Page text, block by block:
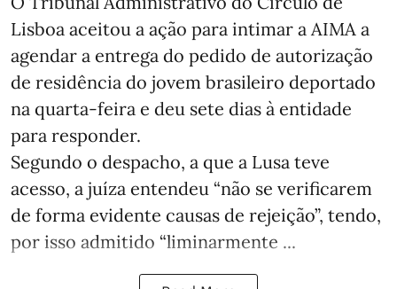
Lisboa aceitou a ação para intimar a AIMA a
agendar a entrega do pedido de autorização
de residência do jovem brasileiro deportado
na quarta-feira e deu sete dias à entidade
para responder.
Segundo o despacho, a que a Lusa teve
acesso, a juíza entendeu “não se verificarem
de forma evidente causas de rejeição”, tendo,
por isso admitido “liminarmente ...